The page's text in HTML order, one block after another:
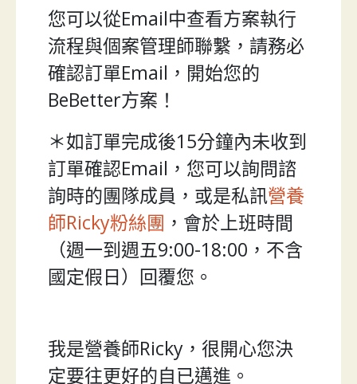
您可以從Email中查看方案執行
流程與個案管理師聯繫，請務必
確認訂單Email，開始您的
BeBetter方案！
＊如訂單完成後15分鐘內未收到
訂單確認Email，您可以詢問諮
詢時的團隊成員，或是私訊營養
師Ricky粉絲團 ，會於上班時間
（週一到週五9:00-18:00，不含
國定假日）回覆您。
我是營養師Ricky，很開心您決
定要往更好的自已邁進。